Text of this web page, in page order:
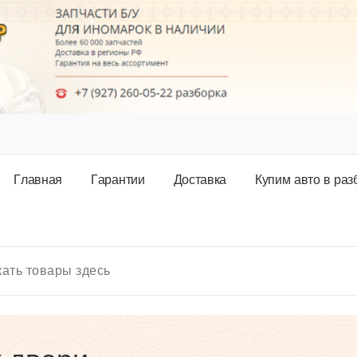
Главная Гарантии Доставка Купим авто в раз